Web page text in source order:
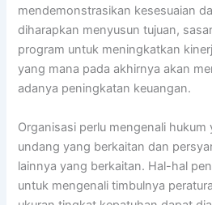
mendemonstrasikan kesesuaian
diharapkan menyusun tujuan,
program untuk meningkatkan
yang mana pada akhirnya akan
adanya peningkatan keuangan.
Organisasi perlu mengenali
undang yang berkaitan dan
lainnya yang berkaitan. Hal-hal
untuk mengenali timbulnya